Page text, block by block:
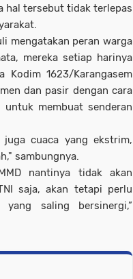
hal tersebut tidak terlepas
mengatakan peran warga
mereka setiap harinya
Kodim 1623/Karangasem
dan pasir dengan cara
membuat senderan
cuaca yang ekstrim,
sambungnya.
nantinya tidak akan
saja, akan tetapi perlu
saling bersinergi,”